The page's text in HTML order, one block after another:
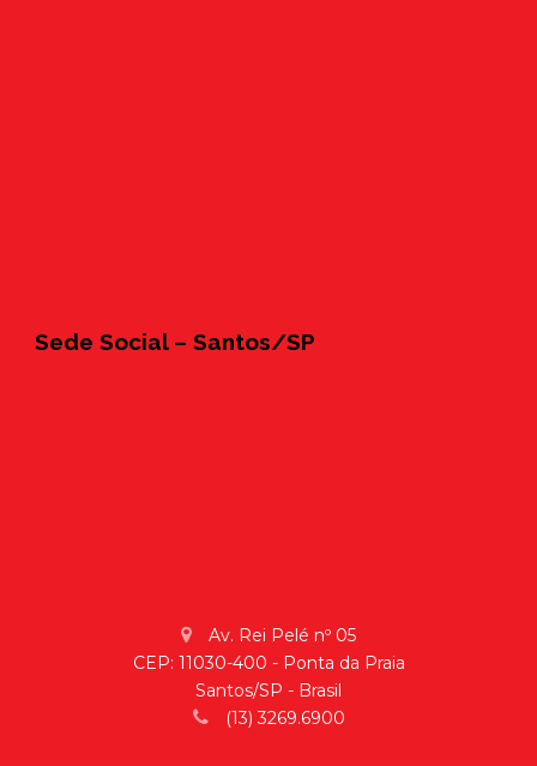
Sede Social – Santos/SP
Av. Rei Pelé nº 05
CEP: 11030-400 - Ponta da Praia
Santos/SP - Brasil
(13) 3269.6900